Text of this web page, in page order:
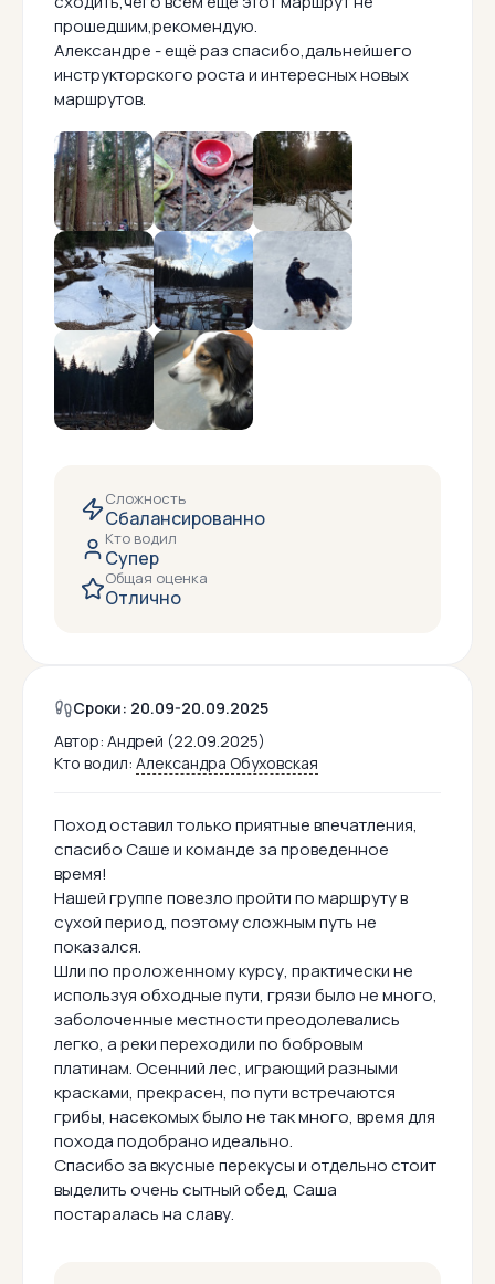
прошедшим,рекомендую.
Александре - ещё раз спасибо,дальнейшего
инструкторского роста и интересных новых
маршрутов.
Сложность
Сбалансированно
Кто водил
Супер
Общая оценка
Отлично
Сроки: 20.09-20.09.2025
Автор: Андрей (22.09.2025)
Кто водил: Александра Обуховская
Поход оставил только приятные впечатления,
спасибо Саше и команде за проведенное
время!
Нашей группе повезло пройти по маршруту в
сухой период, поэтому сложным путь не
показался.
Шли по проложенному курсу, практически не
используя обходные пути, грязи было не много,
заболоченные местности преодолевались
легко, а реки переходили по бобровым
платинам. Осенний лес, играющий разными
красками, прекрасен, по пути встречаются
грибы, насекомых было не так много, время для
похода подобрано идеально.
Спасибо за вкусные перекусы и отдельно стоит
выделить очень сытный обед, Саша
постаралась на славу.